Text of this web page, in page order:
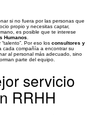
si no fuera por las personas que
propio y necesitas captar,
es posible que te interese
Humanos
Por eso los consultores y
cada compañía a encontrar su
al personal más adecuado, sino
parte del equipo.
servicio
RRHH